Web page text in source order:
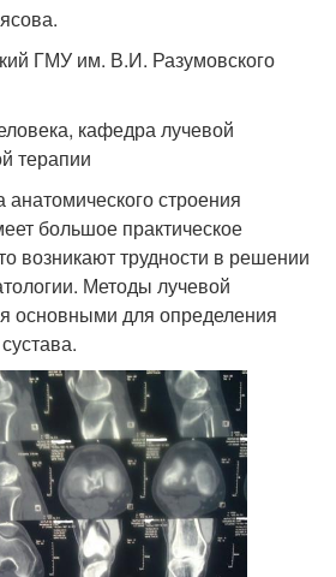
ГМУ им. В.И. Разумовского
кафедра лучевой
терапии
анатомического строения
большое практическое
возникают трудности в решении
Методы лучевой
основными для определения